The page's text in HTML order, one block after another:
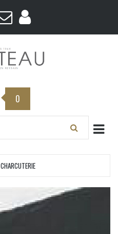
0
CHARCUTERIE